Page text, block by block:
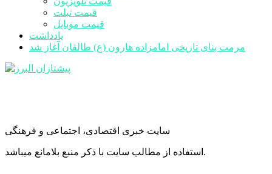
قیمت تبلت
قیمت موبایل
یادداشت
مرمت بنای تاریخی امامزاده هارون (ع) طالقان آغاز شد
سایت خبری اقتصادی، اجتماعی و فرهنگی
استفاده از مطالب سایت با ذکر منبع بلامانع میباشد.